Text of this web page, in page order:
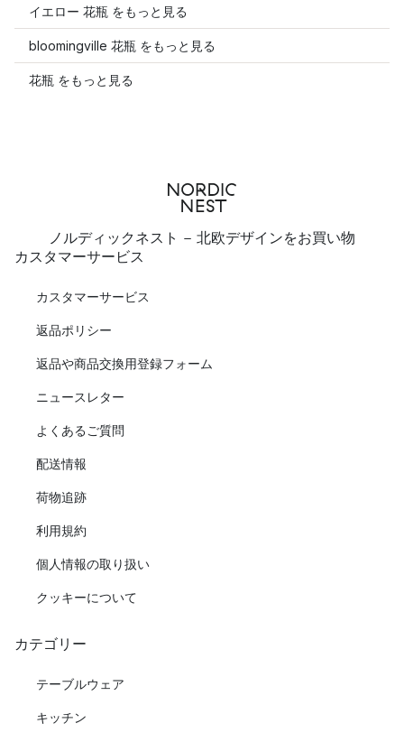
イエロー 花瓶 をもっと見る
bloomingville 花瓶 をもっと見る
花瓶 をもっと見る
ノルディックネスト - 北欧デザインをお買い物
カスタマーサービス
カスタマーサービス
返品ポリシー
返品や商品交換用登録フォーム
ニュースレター
よくあるご質問
配送情報
荷物追跡
利用規約
個人情報の取り扱い
クッキーについて
カテゴリー
テーブルウェア
キッチン